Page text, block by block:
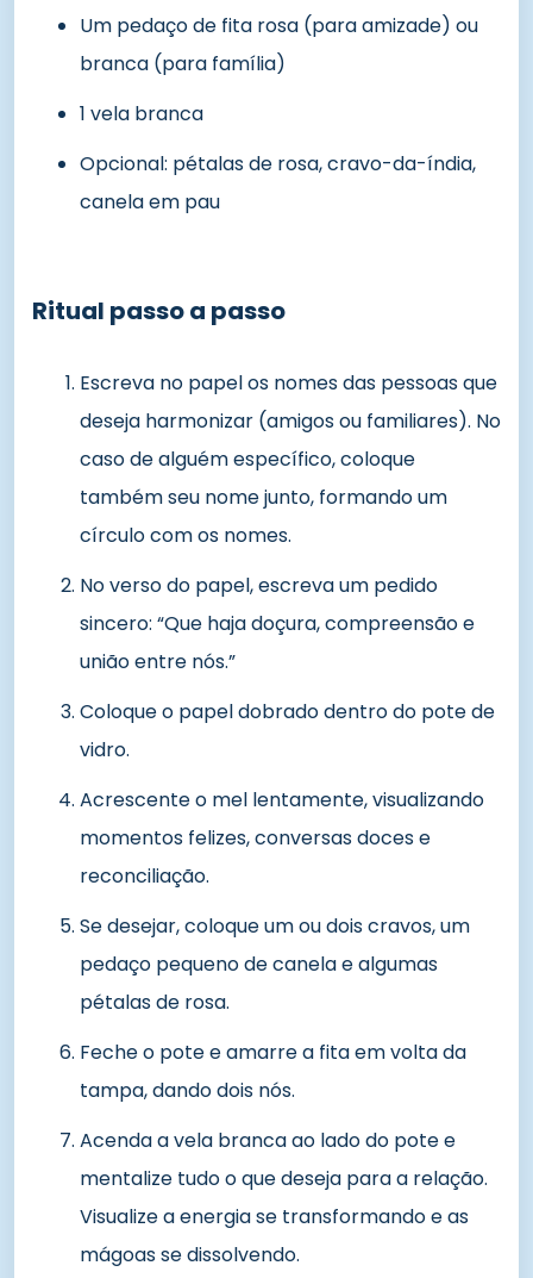
Um pedaço de fita rosa (para amizade) ou
branca (para família)
1 vela branca
Opcional: pétalas de rosa, cravo-da-índia,
canela em pau
Ritual passo a passo
Escreva no papel os nomes das pessoas que
deseja harmonizar (amigos ou familiares). No
caso de alguém específico, coloque
também seu nome junto, formando um
círculo com os nomes.
No verso do papel, escreva um pedido
sincero: “Que haja doçura, compreensão e
união entre nós.”
Coloque o papel dobrado dentro do pote de
vidro.
Acrescente o mel lentamente, visualizando
momentos felizes, conversas doces e
reconciliação.
Se desejar, coloque um ou dois cravos, um
pedaço pequeno de canela e algumas
pétalas de rosa.
Feche o pote e amarre a fita em volta da
tampa, dando dois nós.
Acenda a vela branca ao lado do pote e
mentalize tudo o que deseja para a relação.
Visualize a energia se transformando e as
mágoas se dissolvendo.